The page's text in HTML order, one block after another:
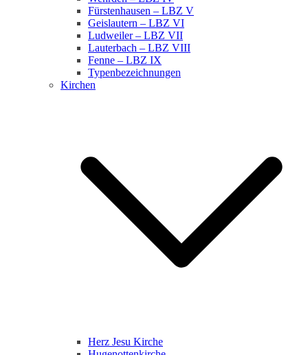
Fürstenhausen – LBZ V
Geislautern – LBZ VI
Ludweiler – LBZ VII
Lauterbach – LBZ VIII
Fenne – LBZ IX
Typenbezeichnungen
Kirchen
Herz Jesu Kirche